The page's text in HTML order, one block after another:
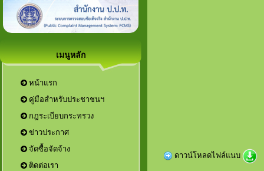
เมนูหลัก
หน้าแรก
คู่มือสำหรับประชาชนฯ
กฎระเบียบกระทรวง
ข่าวประกาศ
จัดซื้อจัดจ้าง
ติดต่อเรา
ดาวน์โหลดไฟล์แนบ